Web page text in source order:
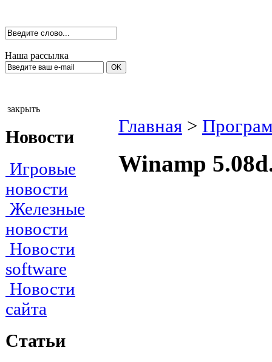
Наша рассылка
закрыть
Новости
Игровые
новости
Железные
новости
Новости
software
Новости
сайта
Статьи
Главная >
Winamp